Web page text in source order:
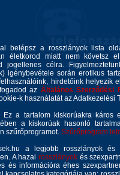
belépsz a rosszlányok lista
életkorod miatt nem követsz
jogellenes célra.
igénybevétele során erotikus
hirdetőink helyezik
az Általános Szerződési
k használatát az Adatkezelési
Ez a tartalom kiskorúakra káros
a kiskorúak hasonló
szűrőprogramot. Szűrőprogram
a legjobb rosszlányok és
A hazairosszlányok és
és információra éhes
Alkatom:
Magasságom:
Mellméretem:
Nyelvismeret:
Elérhetőségem: